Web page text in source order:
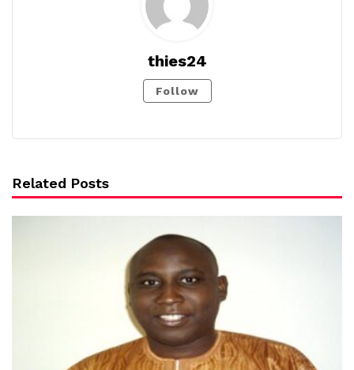
thies24
Follow
Related Posts